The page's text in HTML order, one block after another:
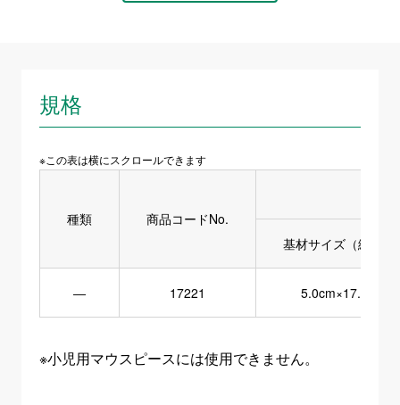
規格
※この表は横にスクロールできます
種類
商品コードNo.
基材サイズ（縦×横
― 17221 5.0cm×17.0cm
※小児用マウスピースには使用できません。